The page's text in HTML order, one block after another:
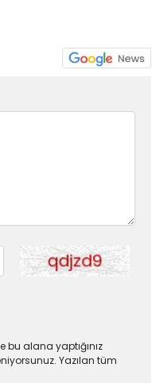
bu alana yaptığınız
Yazılan tüm